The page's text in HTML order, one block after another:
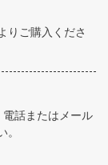
りご購入くださ
話またはメール